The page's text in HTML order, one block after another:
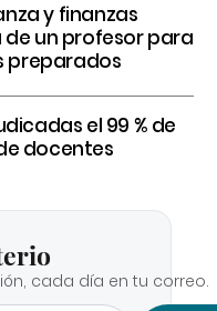
y finanzas
un profesor para
preparados
el 99 % de
docentes
cada día en tu correo.